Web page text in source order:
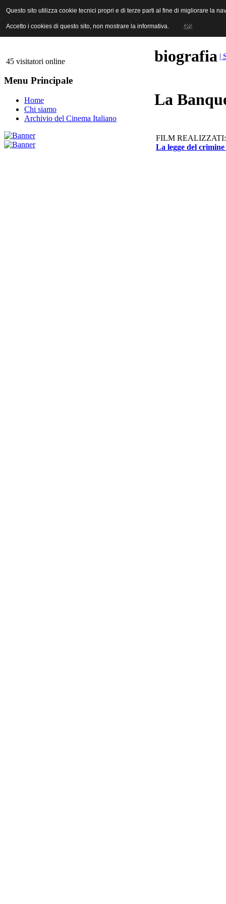
ANICA | Associazione Nazionale Industrie Cinematografiche
45 visitatori online
Menu Principale
Home
Chi siamo
Archivio del Cinema Italiano
biografia |
La
FILM REALIZZATI:
La legge del crimine
Questo sito utilizza cookie tecnici propri e di terze parti al fine di migliorare la
Accetto i cookies di questo sito, non mostrare la informativa. OK
Questo sito utilizza cookie tecnici propri e di terze parti al fine di migliorare la
Accetto i cookies di questo sito, non mostrare la informativa. OK